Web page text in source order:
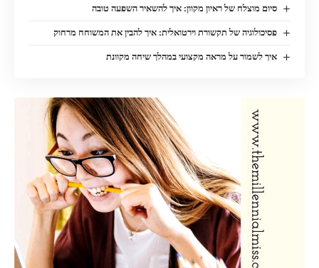
סיום מוצלח של ראיון מקוון: איך להשאיר השפעה טובה
פסיכולוגיה של תקשורת וירטואלית: איך להבין את המשוחח מרחוק
איך לשמור על מראה מקצועי במהלך שיחה מקוונת